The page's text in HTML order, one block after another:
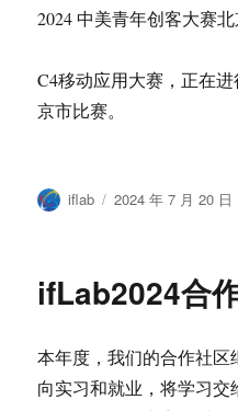
2024 中美青年创客大赛
C4移动应用大赛，正在
京市比赛。
作
iflab
发
2024 年 7 月 20 日
ifLab2024合
本年度，我们的合作社
向实习和就业，将学习